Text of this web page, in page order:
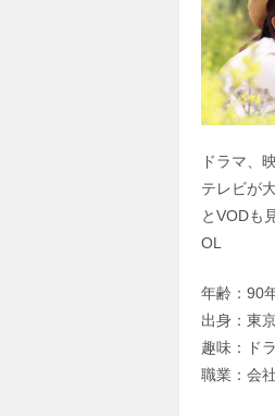
ドラマ、
テレビが
とVODも
OL
年齢：90
出身：東
趣味：ド
職業：会